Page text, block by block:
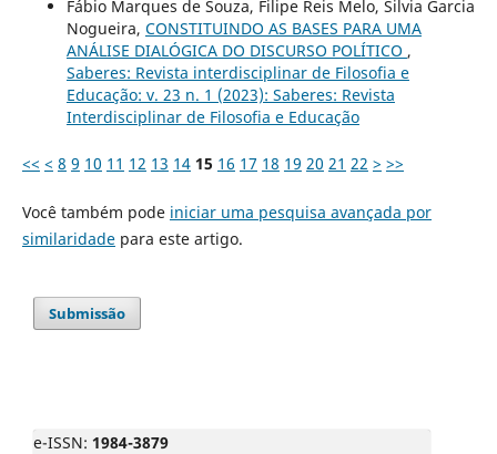
Fábio Marques de Souza, Filipe Reis Melo, Silvia Garcia
Nogueira, CONSTITUINDO AS BASES PARA UMA
ANÁLISE DIALÓGICA DO DISCURSO POLÍTICO ,
Saberes: Revista interdisciplinar de Filosofia e
Educação: v. 23 n. 1 (2023): Saberes: Revista
Interdisciplinar de Filosofia e Educação
<< < 8 9 10 11 12 13 14 15 16 17 18 19 20 21 22 > >>
Você também pode iniciar uma pesquisa avançada por
similaridadepara este artigo.
Submissão
e-ISSN: 1984-3879